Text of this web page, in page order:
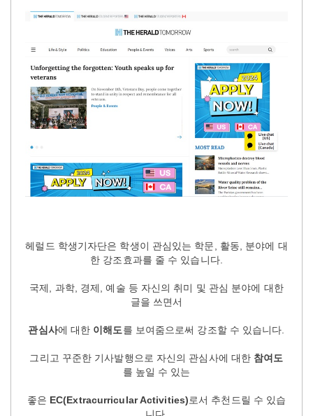
헤럴드 학생기자단은 학생이 관심있는 학문, 활동, 분야에 대
한 강조효과를 줄 수 있습니다.
국제, 과학, 경제, 예술 등 자신의 취미 및 관심 분야에 대한
글을 쓰면서
관심사에 대한 이해도를 보여줌으로써 강조할 수 있습니다.
그리고 꾸준한 기사발행으로 자신의 관심사에 대한 참여도
를 높일 수 있는
좋은 EC(Extracurricular Activities)로서 추천드릴 수 있습